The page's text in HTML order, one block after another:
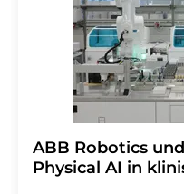
enthalten.
​​​​​​​ABB Robotics
Physical AI in